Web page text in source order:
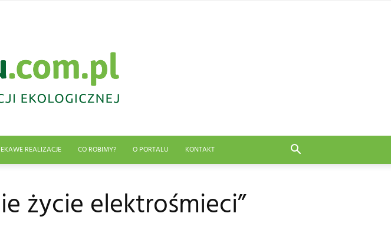
REALIZACJE CO ROBIMY? O PORTALU KONTAKT
życie elektrośmieci”